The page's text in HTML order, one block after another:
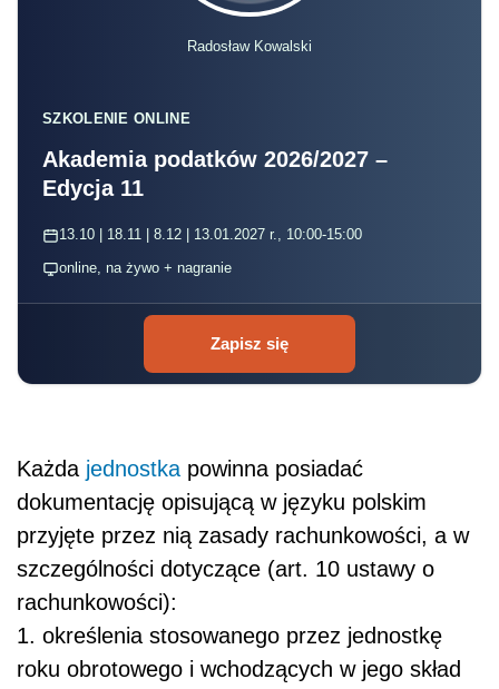
Radosław Kowalski
SZKOLENIE ONLINE
Akademia podatków 2026/2027 –
Edycja 11
13.10 | 18.11 | 8.12 | 13.01.2027 r., 10:00-15:00
online, na żywo + nagranie
Zapisz się
Każda jednostka powinna posiadać
dokumentację opisującą w języku polskim
przyjęte przez nią zasady rachunkowości, a w
szczególności dotyczące (art. 10 ustawy o
rachunkowości):
1. określenia stosowanego przez jednostkę
roku obrotowego i wchodzących w jego skład